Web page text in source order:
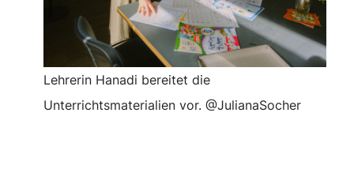
Lehrerin Hanadi bereitet die
Unterrichtsmaterialien vor. @JulianaSocher